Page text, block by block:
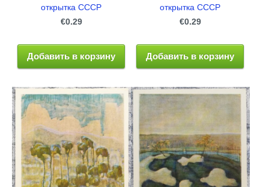
открытка СССР
€0.29
Добавить в корзину
открытка СССР
€0.29
Добавить в корзину